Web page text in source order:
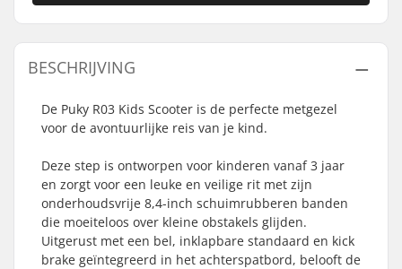
BESCHRIJVING
De Puky R03 Kids Scooter is de perfecte metgezel
voor de avontuurlijke reis van je kind.
Deze step is ontworpen voor kinderen vanaf 3 jaar
en zorgt voor een leuke en veilige rit met zijn
onderhoudsvrije 8,4-inch schuimrubberen banden
die moeiteloos over kleine obstakels glijden.
Uitgerust met een bel, inklapbare standaard en kick
brake geïntegreerd in het achterspatbord, belooft de